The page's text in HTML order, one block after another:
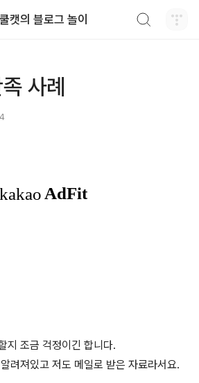
쿨캣의 블로그 놀이
사례
지 조금 걱정이긴 합니다.
려져있고 저도 메일로 받은 자료라서요.